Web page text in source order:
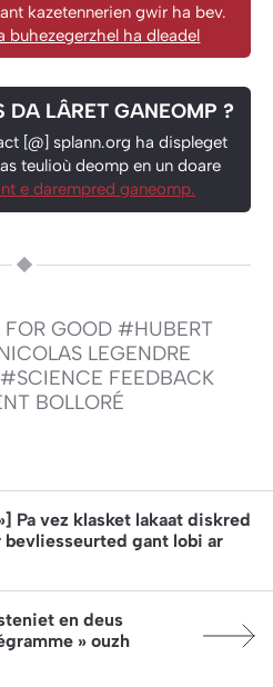
kazetennerien gwir ha bev.
buhezegerzhel ha dleadel
DA LÂRET GANEOMP ?
[@] splann.org ha displeget
teulioù deomp en un doare
e darempred ganeomp.
GOOD #HUBERT
LEGENDRE
#SCIENCE FEEDBACK
BOLLORÉ
Pa vez klasket lakaat diskred
bevliesseurted gant lobi ar
en deus
» ouzh